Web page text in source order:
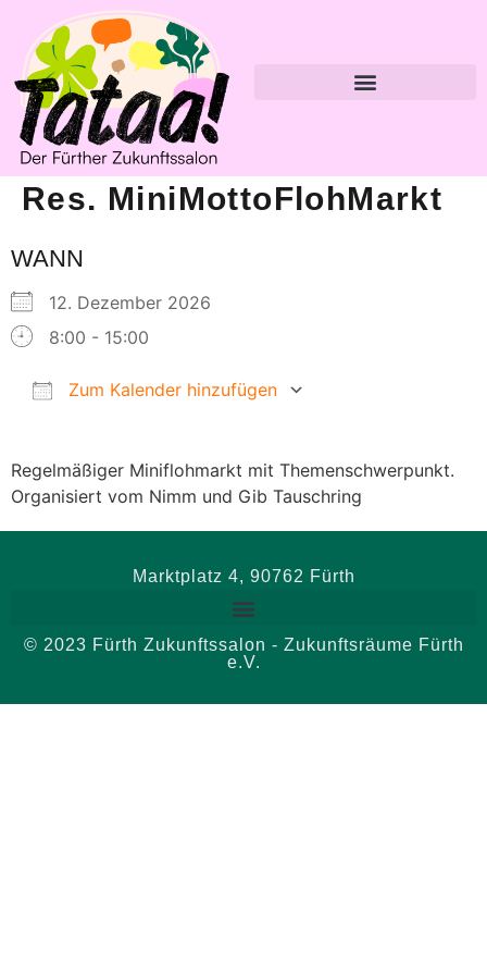
Res. MiniMottoFlohMarkt
WANN
12. Dezember 2026
8:00 - 15:00
Zum Kalender hinzufügen
Regelmäßiger Miniflohmarkt mit Themenschwerpunkt.
Organisiert vom Nimm und Gib Tauschring
Marktplatz 4, 90762 Fürth
© 2023 Fürth Zukunftssalon - Zukunftsräume Fürth
e.V.